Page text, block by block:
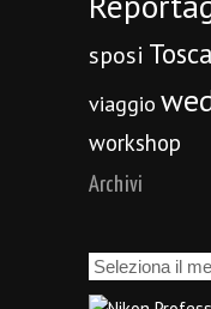
sposi
viaggio
workshop
Archivi
Archivi